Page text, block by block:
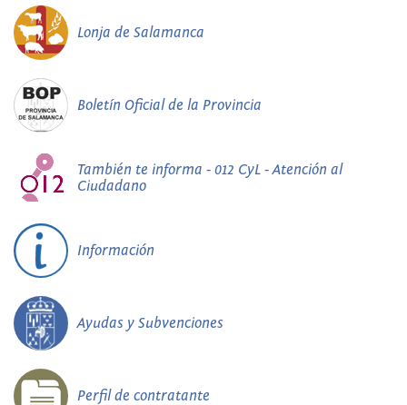
Lonja de Salamanca
Boletín Oficial de la Provincia
También te informa - 012 CyL - Atención al
Ciudadano
Información
Ayudas y Subvenciones
Perfil de contratante